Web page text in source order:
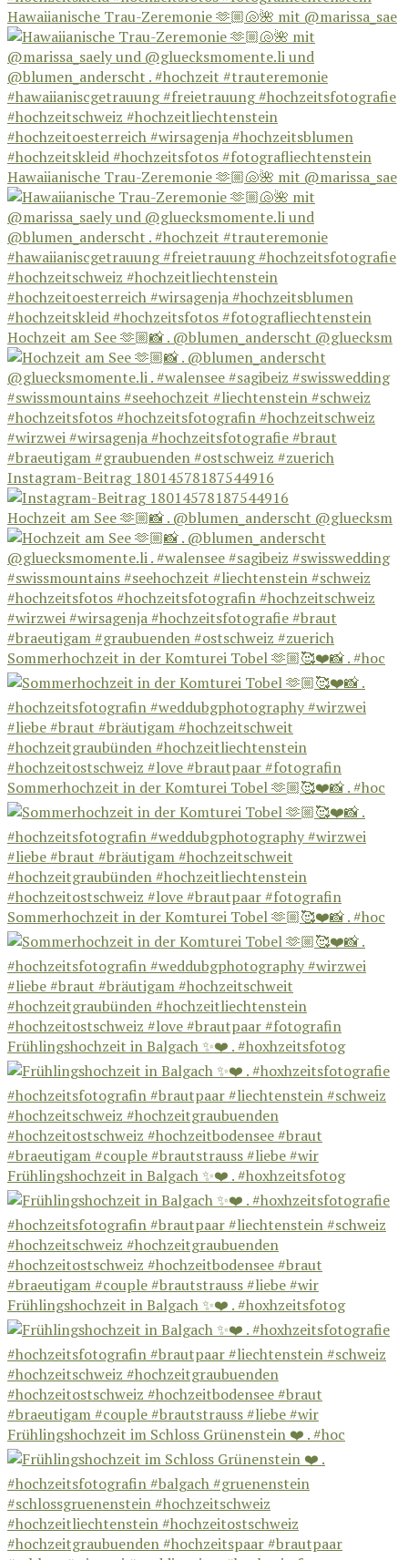
Hawaiianische Trau-Zeremonie 🫶🏼🐚🌺 mit @marissa_sae
Hawaiianische Trau-Zeremonie 🫶🏼🐚🌺 mit @marissa_sae
Hochzeit am See 🫶🏼📸 . @blumen_anderscht @gluecksm
Instagram-Beitrag 18014578187544916
Hochzeit am See 🫶🏼📸 . @blumen_anderscht @gluecksm
Sommerhochzeit in der Komturei Tobel 🫶🏼🥰❤️📸 . #hoc
Sommerhochzeit in der Komturei Tobel 🫶🏼🥰❤️📸 . #hoc
Sommerhochzeit in der Komturei Tobel 🫶🏼🥰❤️📸 . #hoc
Frühlingshochzeit in Balgach ✨❤️ . #hoxhzeitsfotog
Frühlingshochzeit in Balgach ✨❤️ . #hoxhzeitsfotog
Frühlingshochzeit in Balgach ✨❤️ . #hoxhzeitsfotog
Frühlingshochzeit im Schloss Grünenstein ❤️ . #hoc